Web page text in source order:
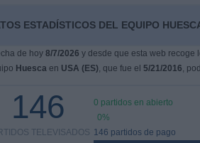
ESTADÍSTICOS DEL EQUIPO
de hoy 8/7/2026 y desde que esta web recoge
Huescaen USA (ES), que fue el 5/21/2016,
146
TELEVISADOS
0 partidos en abierto
0%
146 partidos de pago